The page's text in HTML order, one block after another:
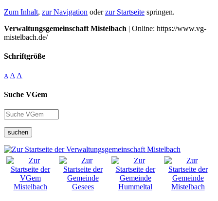
Zum Inhalt, zur Navigation oderzur Startseite springen.
Verwaltungsgemeinschaft Mistelbach | Online: https://www.vg-
mistelbach.de/
Schriftgröße
A A A
Suche VGem
suchen